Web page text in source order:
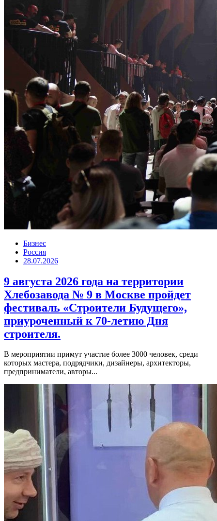
Бизнес
Россия
28.07.2026
9 августа 2026 года на территории
Хлебозавода № 9 в Москве пройдет
фестиваль «Строители Будущего»,
приуроченный к 70-летию Дня
строителя.
В мероприятии примут участие более 3000 человек, среди
которых мастера, подрядчики, дизайнеры, архитекторы,
предприниматели, авторы...